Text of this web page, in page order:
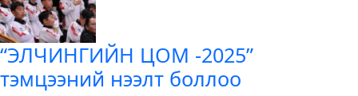
“ЭЛЧИНГИЙН ЦОМ -2025”
тэмцээний нээлт боллоо